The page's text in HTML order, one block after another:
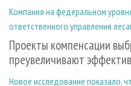
Компания на федеральном
ответственного управления
Проекты компенсации
преувеличивают
Новое исследование показало,